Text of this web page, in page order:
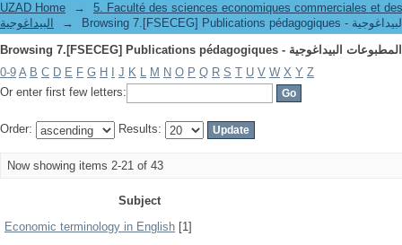
UZAD Home →
5. Faculté des sciences economiques commerciales et
البيداغوجية
→
0-9 A B C D E F G H J K L M N O P Q R S T U V W X Y Z
Or enter first few letters:
Order: Results:
Now showing items 2-21 of 43
Subject
Economic terminology in English [1]